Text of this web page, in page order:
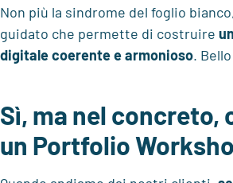
Non più la sindrome del foglio
guidato che permette di costruire
digitalecoerente e armonioso.
Sì, ma nel concreto,
un Portfolio